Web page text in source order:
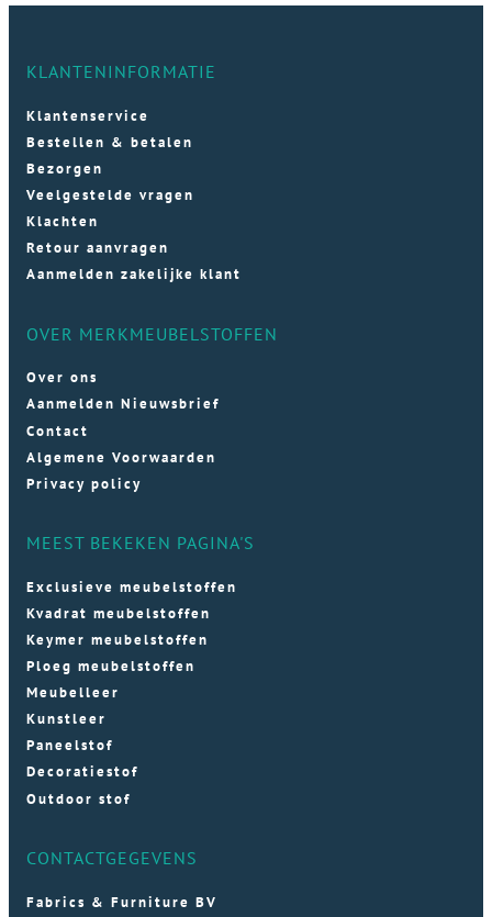
KLANTENINFORMATIE
Klantenservice
Bestellen & betalen
Bezorgen
Veelgestelde vragen
Klachten
Retour aanvragen
Aanmelden zakelijke klant
OVER MERKMEUBELSTOFFEN
Over ons
Aanmelden Nieuwsbrief
Contact
Algemene Voorwaarden
Privacy policy
MEEST BEKEKEN PAGINA'S
Exclusieve meubelstoffen
Kvadrat meubelstoffen
Keymer meubelstoffen
Ploeg meubelstoffen
Meubelleer
Kunstleer
Paneelstof
Decoratiestof
Outdoor stof
CONTACTGEGEVENS
Fabrics & Furniture BV